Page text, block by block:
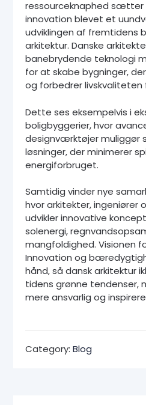
ressourceknaphed sætter
innovation blevet et
udviklingen af fremtidens
arkitektur. Danske
banebrydende teknologi
for at skabe bygninger,
og forbedrer livskvaliteten
Dette ses eksempelvis i
boligbyggerier, hvor
designværktøjer muliggør
løsninger, der minimerer
energiforbruget.
Samtidig vinder nye
hvor arkitekter, ingeniører
udvikler innovative
solenergi,
mangfoldighed. Visionen
Innovation og
hånd, så dansk arkitektur
tidens grønne tendenser,
mere ansvarlig og
Category:Blog